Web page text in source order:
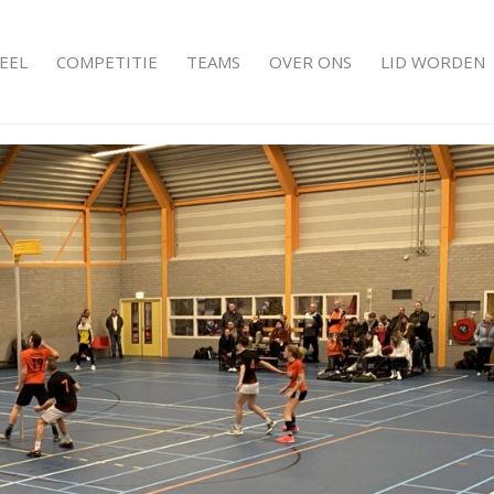
COMPETITIE TEAMS OVER ONS LID WORDEN